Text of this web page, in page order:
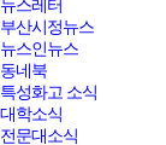
뉴스레터
부산시정뉴스
뉴스인뉴스
동네북
특성화고 소식
대학소식
전문대소식